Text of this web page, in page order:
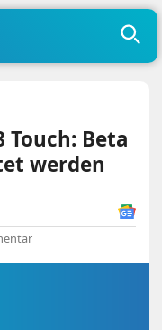
Beta
werden